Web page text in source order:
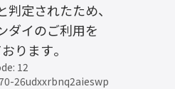
定されたため、
ダイのご利用を
ります。
12
26udxxrbnq2aieswp